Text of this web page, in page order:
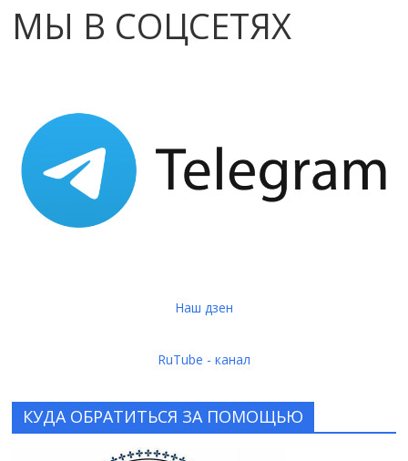
МЫ В СОЦСЕТЯХ
Наш дзен
RuTube - канал
КУДА ОБРАТИТЬСЯ ЗА ПОМОЩЬЮ